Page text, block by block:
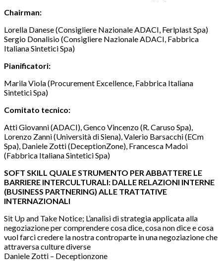
Chairman:
Lorella Danese (Consigliere Nazionale ADACI, Ferlplast Spa)
Sergio Donalisio (Consigliere Nazionale ADACI, Fabbrica
Italiana Sintetici Spa)
Pianificatori:
Marila Viola (Procurement Excellence, Fabbrica Italiana
Sintetici Spa)
Comitato tecnico:
Atti Giovanni (ADACI), Genco Vincenzo (R. Caruso Spa),
Lorenzo Zanni (Università di Siena), Valerio Barsacchi (ECm
Spa), Daniele Zotti (DeceptionZone), Francesca Madoi
(Fabbrica Italiana Sintetici Spa)
SOFT SKILL QUALE STRUMENTO PER ABBATTERE LE
BARRIERE INTERCULTURALI: DALLE RELAZIONI INTERNE
(BUSINESS PARTNERING) ALLE TRATTATIVE
INTERNAZIONALI
Sit Up and Take Notice; L’analisi di strategia applicata alla
negoziazione per comprendere cosa dice, cosa non dice e cosa
vuol farci credere la nostra controparte in una negoziazione che
attraversa culture diverse
Daniele Zotti – Deceptionzone